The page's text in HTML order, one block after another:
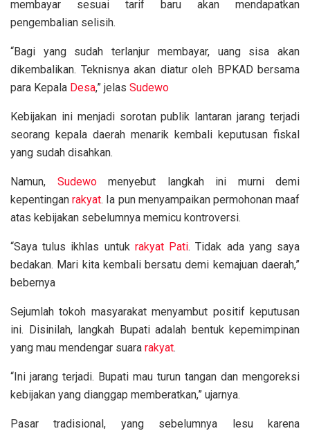
membayar sesuai tarif baru akan mendapatkan
pengembalian selisih.
“Bagi yang sudah terlanjur membayar, uang sisa akan
dikembalikan. Teknisnya akan diatur oleh BPKAD bersama
para Kepala Desa,” jelas Sudewo
Kebijakan ini menjadi sorotan publik lantaran jarang terjadi
seorang kepala daerah menarik kembali keputusan fiskal
yang sudah disahkan.
Namun, Sudewomenyebut langkah ini murni demi
kepentinganrakyat. Ia pun menyampaikan permohonan maaf
atas kebijakan sebelumnya memicu kontroversi.
“Saya tulus ikhlas untuk rakyat Pati. Tidak ada yang saya
bedakan. Mari kita kembali bersatu demi kemajuan daerah,”
bebernya
Sejumlah tokoh masyarakat menyambut positif keputusan
ini. Disinilah, langkah Bupati adalah bentuk kepemimpinan
yang mau mendengar suara rakyat.
“Ini jarang terjadi. Bupati mau turun tangan dan mengoreksi
kebijakan yang dianggap memberatkan,” ujarnya.
Pasar tradisional, yang sebelumnya lesu karena